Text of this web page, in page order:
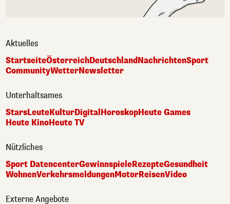
Aktuelles
StartseiteÖsterreichDeutschlandNachrichtenSport
CommunityWetterNewsletter
Unterhaltsames
StarsLeuteKulturDigital HoroskopHeute Games
Heute KinoHeute TV
Nützliches
Sport DatencenterGewinnspieleRezepteGesundheit
WohnenVerkehrsmeldungenMotorReisenVideo
Externe Angebote